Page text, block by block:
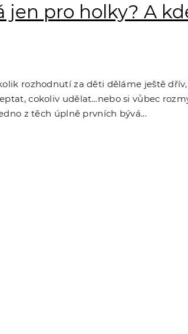
jen pro holky? A
rozhodnutí za děti děláme ještě dřív,
cokoliv udělat…nebo si vůbec
z těch úplně prvních bývá...